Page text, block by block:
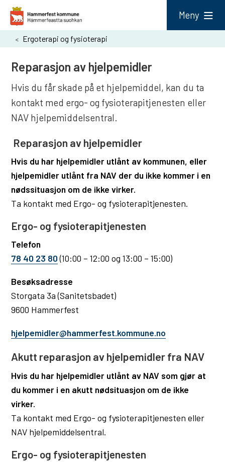
H
a
m
m
r
f
e
t
k
o
m
m
n
Meny
Du
her:
Ergoterapi og fysioterapi
Reparasjon av hjelpemidler
Hvis du får skade på et hjelpemiddel, kan du ta
kontakt med ergo- og fysioterapitjenesten eller
NAV hjelpemiddelsentral.
​ Reparasjon av hjelpemidler
Hvis du har hjelpemidler utlånt av kommunen, eller
hjelpemidler utlånt fra NAV der du ikke kommer i en
nødssituasjon om de ikke virker.
Ta kontakt med Ergo- og fysioterapitjenesten.
Ergo- og fysioterapitjenesten
Telefon
78 40 23 80(10:00 – 12:00 og 13:00 – 15:00)
Besøksadresse
​​​​​​Storgata 3a (Sanitetsbadet)
9600 Hammerfest
hjelpemidler@hammerfest.kommune.no
​Akutt reparasjon av hjelpemidler fra NAV
Hvis du har hjelpemidler utlånt av NAV som gjør at
du kommer i en akutt nødsituasjon om de ikke
virker.
Ta kontakt med Ergo- og fysioterapitjenesten eller
NAV hjelpemiddelsentral.
Ergo- og fysioterapitjenesten